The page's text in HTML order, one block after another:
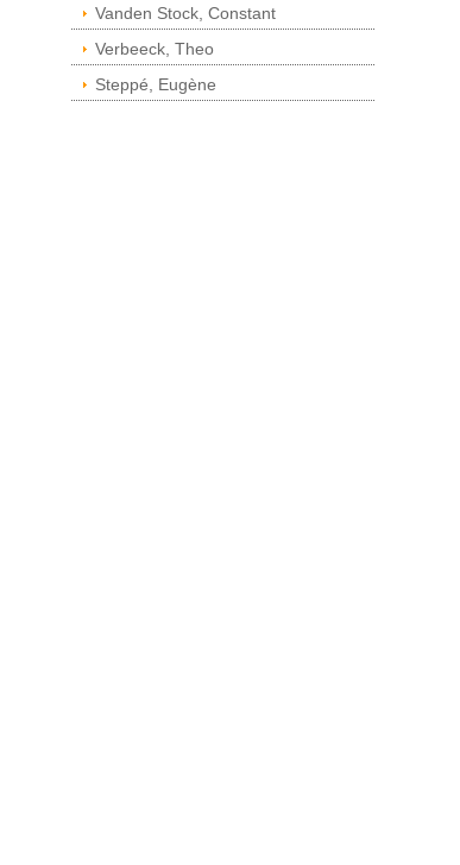
Vanden Stock, Constant
Verbeeck, Theo
Steppé, Eugène